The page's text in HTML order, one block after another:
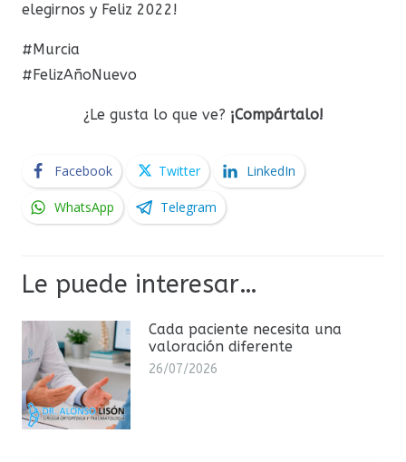
elegirnos y Feliz 2022!
#Murcia
#FelizAñoNuevo
¿Le gusta lo que ve? ¡Compártalo!
Facebook Twitter LinkedIn
WhatsApp Telegram
Le puede interesar…
Cada paciente necesita una
valoración diferente
26/07/2026